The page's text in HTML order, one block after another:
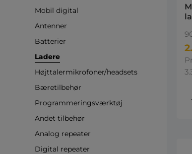
Mobil digital
Antenner
Batterier
Ladere
Højttalermikrofoner/headsets
Bæretilbehør
Programmeringsværktøj
Andet tilbehør
Analog repeater
Digital repeater